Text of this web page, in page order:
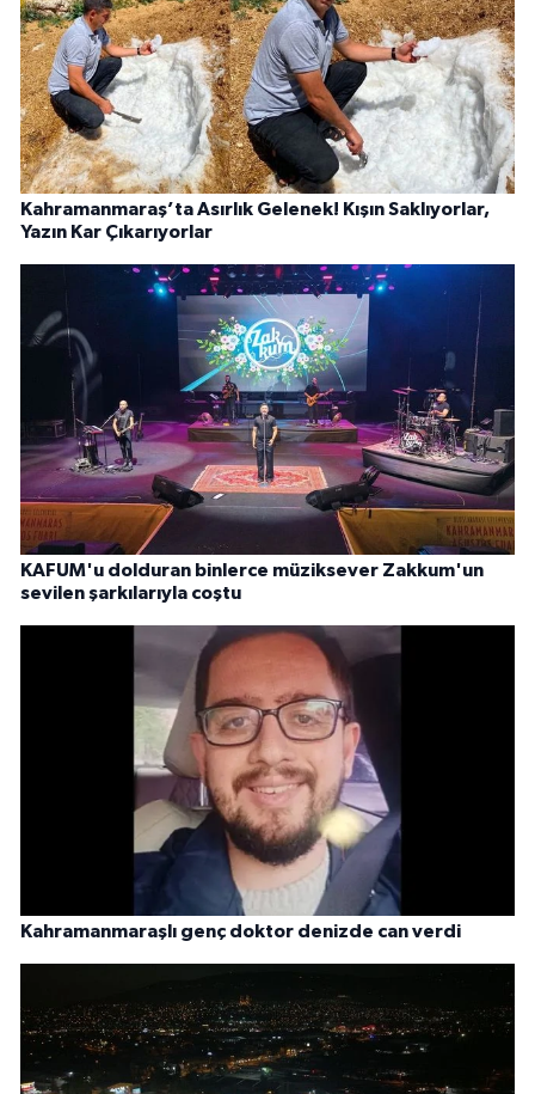
Kahramanmaraş’ta Asırlık Gelenek! Kışın Saklıyorlar,
Yazın Kar Çıkarıyorlar
KAFUM'u dolduran binlerce müziksever Zakkum'un
sevilen şarkılarıyla coştu
Kahramanmaraşlı genç doktor denizde can verdi